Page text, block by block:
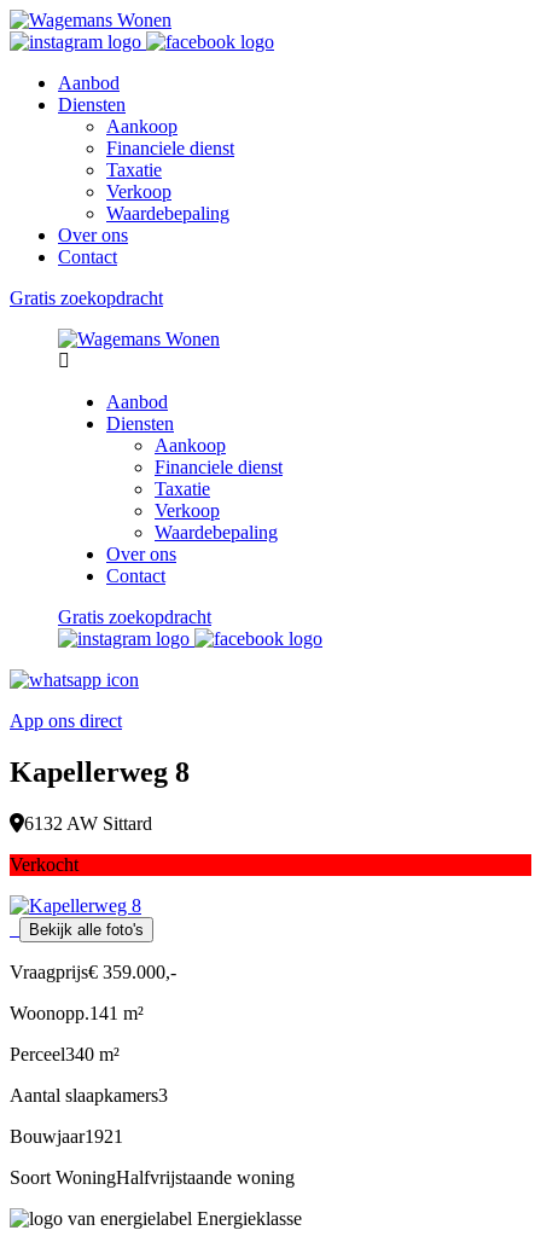
Aanbod
Diensten
Aankoop
Financiele dienst
Taxatie
Verkoop
Waardebepaling
Over ons
Contact
Gratis zoekopdracht
Aanbod
Diensten
Aankoop
Financiele dienst
Taxatie
Verkoop
Waardebepaling
Over ons
Contact
Gratis zoekopdracht
App ons direct
Kapellerweg 8
6132 AW Sittard
Verkocht
Bekijk alle foto's
Vraagprijs€ 359.000,-
Woonopp.141 m²
Perceel340 m²
Aantal slaapkamers3
Bouwjaar1921
Soort WoningHalfvrijstaande woning
Energieklasse